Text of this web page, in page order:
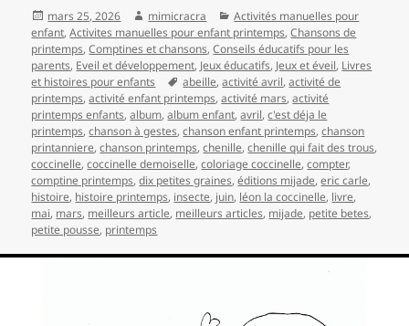
Publié
le
mars 25, 2026 Auteur
mimicracra Catégories
Activités manuelles pour
enfant,Activites manuelles pour enfant printemps,Chansons de
printemps,Comptines et chansons,Conseils éducatifs pour les
parents, Eveil et développement, Jeux éducatifs, Jeux et éveil, Livres
et histoires pour enfants
Mots-
clés
abeille,activité avril,activité de
printemps,activité enfant printemps,activité mars,activité
printemps enfants,album,album enfant,avril,c'est déja le
printemps,chanson à gestes,chanson enfant printemps,chanson
printanniere,chanson printemps,chenille,chenille qui fait des trous,
coccinelle,coccinelle demoiselle,coloriage coccinelle,compter,
comptine printemps,dix petites graines,éditions mijade,eric carle,
histoire, histoire printemps, insecte, juin, léon la coccinelle, livre,
mai, mars, meilleurs article, meilleurs articles, mijade, petite betes,
petite pousse, printemps